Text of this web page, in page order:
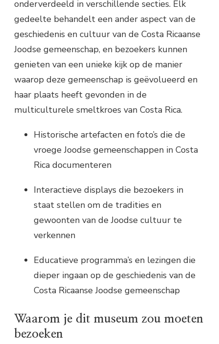
onderverdeeld in verschillende secties. Elk
gedeelte behandelt een ander aspect van de
geschiedenis en cultuur van de Costa Ricaanse
Joodse gemeenschap, en bezoekers kunnen
genieten van een unieke kijk op de manier
waarop deze gemeenschap is geëvolueerd en
haar plaats heeft gevonden in de
multiculturele smeltkroes van Costa Rica.
Historische artefacten en foto’s die de
vroege Joodse gemeenschappen in Costa
Rica documenteren
Interactieve displays die bezoekers in
staat stellen om de tradities en
gewoonten van de Joodse cultuur te
verkennen
Educatieve programma’s en lezingen die
dieper ingaan op de geschiedenis van de
Costa Ricaanse Joodse gemeenschap
Waarom je dit museum zou moeten
bezoeken